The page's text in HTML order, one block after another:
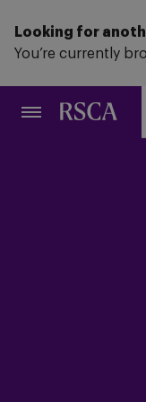
naar
hoofdinhoud
Looking for
You’re currently